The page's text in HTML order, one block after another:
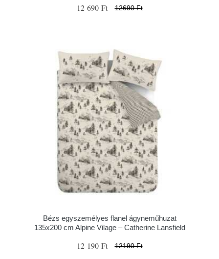
12 690 Ft 12690 Ft
Bézs egyszemélyes flanel ágyneműhuzat
135x200 cm Alpine Vilage – Catherine Lansfield
12 190 Ft 12190 Ft